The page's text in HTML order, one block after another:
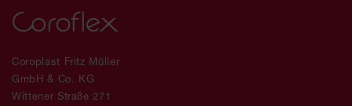
Coroplast Fritz Müller
GmbH & Co. KG
Wittener Straße 271